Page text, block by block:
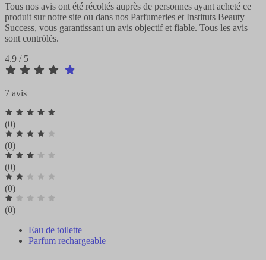
Tous nos avis ont été récoltés auprès de personnes ayant acheté ce
produit sur notre site ou dans nos Parfumeries et Instituts Beauty
Success, vous garantissant un avis objectif et fiable. Tous les avis
sont contrôlés.
4.9 / 5
7 avis
(0)
(0)
(0)
(0)
(0)
Eau de toilette
Parfum rechargeable